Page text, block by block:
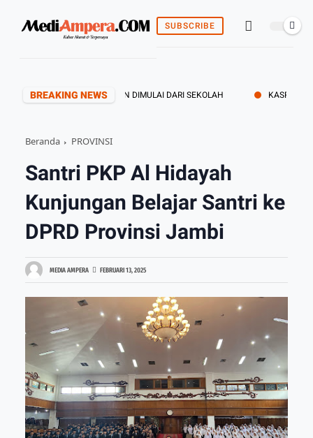
SUBSCRIBE
BREAKING NEWS
TCC, DAN PERUNDUNGAN DIMULAI DARI SEKOLAH KASREM 042/
Beranda PROVINSI
Santri PKP Al Hidayah
Kunjungan Belajar Santri ke
DPRD Provinsi Jambi
MEDIA AMPERA FEBRUARI 13, 2025